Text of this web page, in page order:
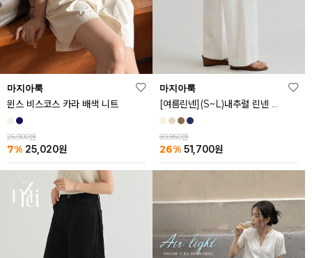
마지아룩
윈스 비스코스 카라 배색 니트
26,900원
7% 25,020원
마지아룩
[여름린넨](S~L)내추럴 린넨 와이드 밴딩 팬츠
69,860원
26% 51,700원